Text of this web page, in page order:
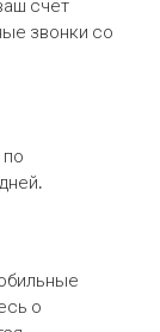
счёт
звонки со
о